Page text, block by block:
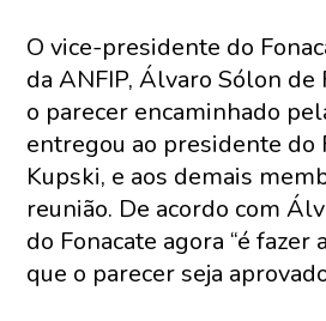
O vice-presidente do
da ANFIP, Álvaro Sólon de
o parecer encaminhado
entregou ao presidente do
Kupski, e aos demais
reunião. De acordo com
do Fonacate agora “é fazer
que o parecer seja